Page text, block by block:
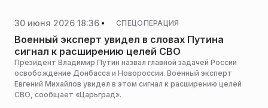
30 июня 2026 18:36 СПЕЦОПЕРАЦИЯ
Военный эксперт увидел в словах Путина
сигнал к расширению целей СВО
Президент Владимир Путин назвал главной задачей России
освобождение Донбасса и Новороссии. Военный эксперт
Евгений Михайлов увидел в этом сигнал к расширению целей
СВО, сообщает «Царьград».